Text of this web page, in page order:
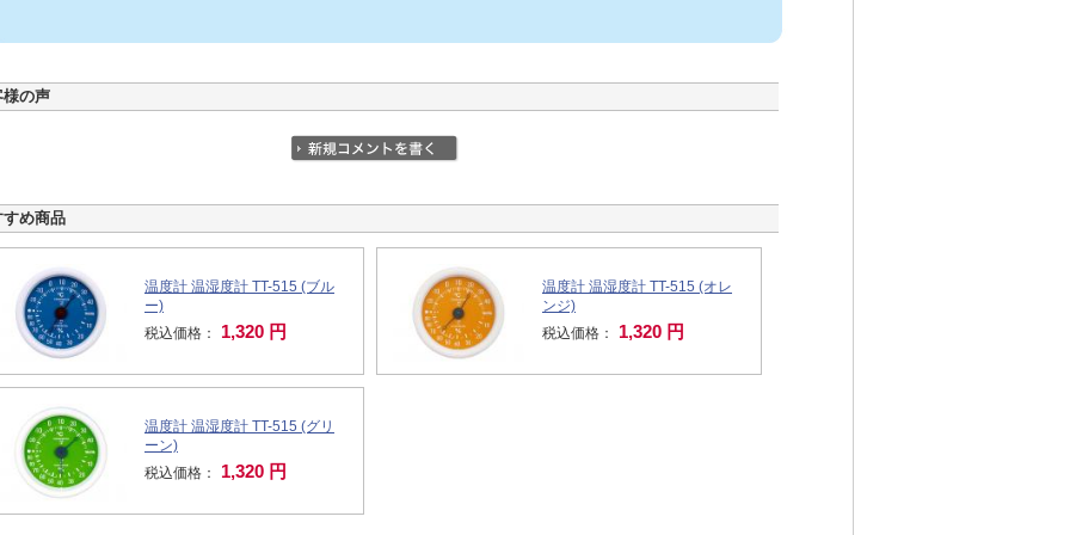
様の声
すめ商品
温度計 温湿度計 TT-515 (ブル
ー)
税込価格：
1,320 円
温度計 温湿度計 TT-515 (オレ
ンジ)
税込価格：
1,320 円
温度計 温湿度計 TT-515 (グリ
ーン)
税込価格：
1,320 円